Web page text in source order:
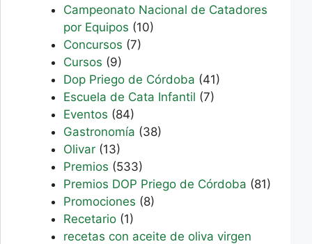
Campeonato Nacional de Catadores
por Equipos (10)
Concursos (7)
Cursos (9)
Dop Priego de Córdoba (41)
Escuela de Cata Infantil (7)
Eventos (84)
Gastronomía (38)
Olivar (13)
Premios (533)
Premios DOP Priego de Córdoba (81)
Promociones (8)
Recetario (1)
recetas con aceite de oliva virgen